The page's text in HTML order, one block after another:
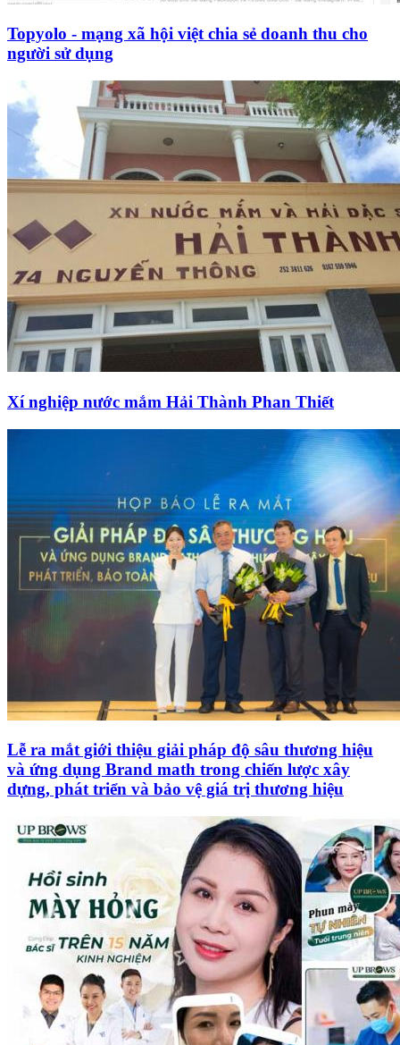
Topyolo - mạng xã hội việt chia sẻ doanh thu cho
người sử dụng
Xí nghiệp nước mắm Hải Thành Phan Thiết
Lễ ra mắt giới thiệu giải pháp độ sâu thương hiệu
và ứng dụng Brand math trong chiến lược xây
dựng, phát triển và bảo vệ giá trị thương hiệu